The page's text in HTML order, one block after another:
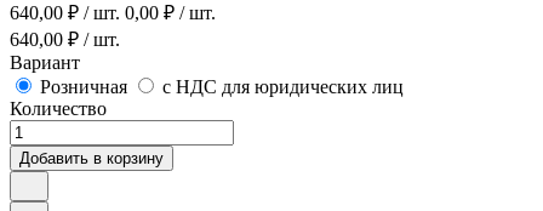
640,00 ₽ / шт. 0,00 ₽ / шт.
640,00 ₽ / шт.
Вариант
Розничная
с НДС для юридических лиц
Количество
Добавить в корзину